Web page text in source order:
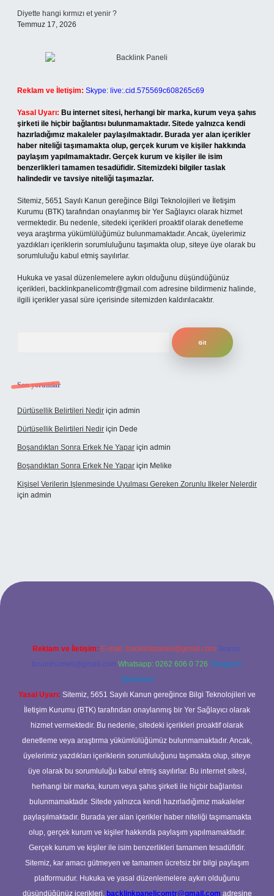
Diyette hangi kırmızı et yenir ?
Temmuz 17, 2026
Reklam ve İletişim: Skype: live:.cid.575569c608265c69
Yasal Uyarı: Bu internet sitesi, herhangi bir marka, kurum veya şahıs
şirketi ile hiçbir bağlantısı bulunmamaktadır. Sitede yalnızca kendi
hazırladığımız makaleler paylaşılmaktadır. Burada yer alan içerikler
haber niteliği taşımamakta olup, gerçek kurum ve kişiler hakkında
paylaşım yapılmamaktadır. Gerçek kurum ve kişiler ile isim
benzerlikleri tamamen tesadüfidir. Sitemizdeki bilgiler taslak
halindedir ve tavsiye niteliği taşımazlar.
Sitemiz, 5651 Sayılı Kanun gereğince Bilgi Teknolojileri ve İletişim
Kurumu (BTK) tarafından onaylanmış bir Yer Sağlayıcı olarak hizmet
vermektedir. Bu nedenle, sitedeki içerikleri proaktif olarak denetleme
veya araştırma yükümlülüğümüz bulunmamaktadır. Ancak, üyelerimiz
yazdıkları içeriklerin sorumluluğunu taşımakta olup, siteye üye olarak bu
sorumluluğu kabul etmiş sayılırlar.
Hukuka ve yasal düzenlemelere aykırı olduğunu düşündüğünüz
içerikleri, backlinkpanelicomtr@gmail.com adresine bildirmeniz halinde,
ilgili içerikler yasal süre içerisinde sitemizden kaldırılacaktır.
Son yorumlar
Dürtüsellik Belirtileri Nedir için admin
Dürtüsellik Belirtileri Nedir için Dede
Boşandıktan Sonra Erkek Ne Yapar için admin
Boşandıktan Sonra Erkek Ne Yapar için Melike
Kişisel Verilerin Işlenmesinde Uyulması Gereken Zorunlu Ilkeler Nelerdir
için admin
Reklam ve İletişim: E-mail: backlinkpaneli@gmail.com Teams:
forumhizmeti@gmail.com Whatsapp: 0262 606 0 726 Telegram:
@karabul
Yasal Uyarı: Sitemiz, 5651 Sayılı Kanun gereğince Bilgi Teknolojileri ve
İletişim Kurumu (BTK) tarafından onaylanmış bir Yer Sağlayıcı olarak
hizmet vermektedir. Bu nedenle, sitedeki içerikleri proaktif olarak
denetleme veya araştırma yükümlülüğümüz bulunmamaktadır. Ancak,
üyelerimiz yazdıkları içeriklerin sorumluluğunu taşımakta olup, siteye
üye olarak bu sorumluluğu kabul etmiş sayılırlar. Bu internet sitesi,
herhangi bir marka, kurum veya şahıs şirketi ile hiçbir bağlantısı
bulunmamaktadır. Sitede yalnızca kendi hazırladığımız makaleler
paylaşılmaktadır. Burada yer alan içerikler haber niteliği taşımamakta
olup, gerçek kurum ve kişiler hakkında paylaşım yapılmamaktadır.
Gerçek kurum ve kişiler ile isim benzerlikleri tamamen tesadüfidir.
Sitemiz, kar amacı gütmeyen ve tamamen ücretsiz bir bilgi paylaşım
platformudur. Hukuka ve yasal düzenlemelere aykırı olduğunu
düşündüğünüz içerikleri, backlinkpanelicomtr@gmail.com adresine